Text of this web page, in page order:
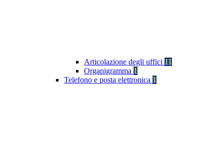
Articolazione degli uffici 11
Organigramma 1
Telefono e posta elettronica 1